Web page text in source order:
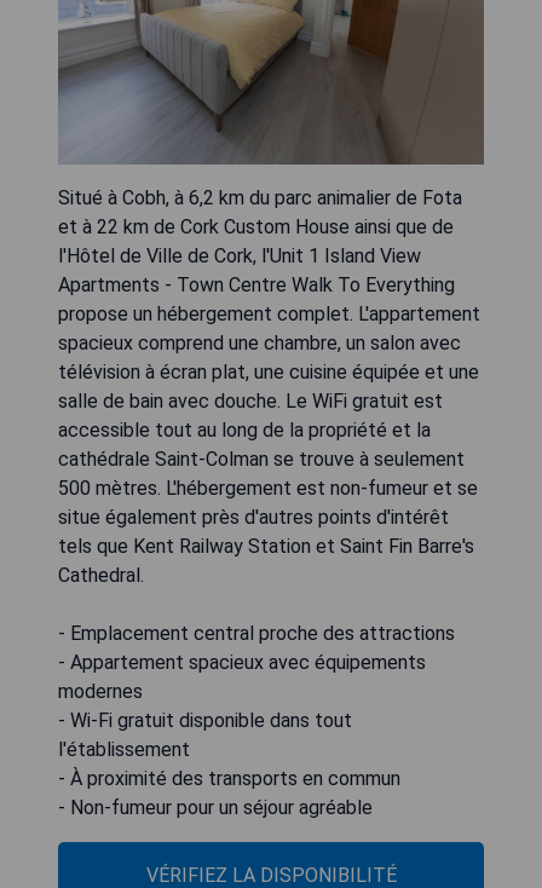
Situé à Cobh, à 6,2 km du parc animalier de Fota
et à 22 km de Cork Custom House ainsi que de
l'Hôtel de Ville de Cork, l'Unit 1 Island View
Apartments - Town Centre Walk To Everything
propose un hébergement complet. L'appartement
spacieux comprend une chambre, un salon avec
télévision à écran plat, une cuisine équipée et une
salle de bain avec douche. Le WiFi gratuit est
accessible tout au long de la propriété et la
cathédrale Saint-Colman se trouve à seulement
500 mètres. L'hébergement est non-fumeur et se
situe également près d'autres points d'intérêt
tels que Kent Railway Station et Saint Fin Barre's
Cathedral.
- Emplacement central proche des attractions
- Appartement spacieux avec équipements
modernes
- Wi-Fi gratuit disponible dans tout
l'établissement
- À proximité des transports en commun
- Non-fumeur pour un séjour agréable
VÉRIFIEZ LA DISPONIBILITÉ